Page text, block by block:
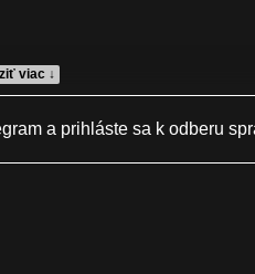
viac ↓
a prihláste sa k odberu